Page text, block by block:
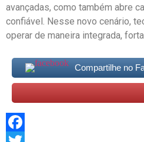
avançadas, como também abre
confiável. Nesse novo cenário,
operar de maneira integrada,
Compartilhe no